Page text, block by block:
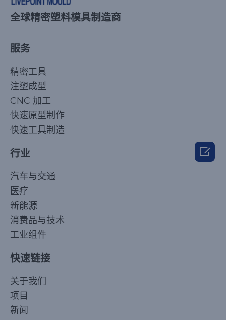
全球精密塑料模具制造商
服务
精密工具
注塑成型
CNC 加工
快速原型制作
快速工具制造
行业
汽车与交通
医疗
新能源
消费品与技术
工业组件
快速链接
关于我们
项目
新闻
